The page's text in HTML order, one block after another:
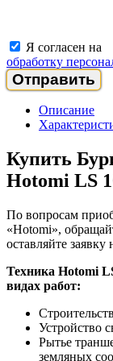
Я согласен на
обработку
Описание
Купить
Hotomi LS
По вопросам
«Hotomi»,
оставляйте заявку
Техника Hotomi
видах работ:
Устройство
Рытье
земляных